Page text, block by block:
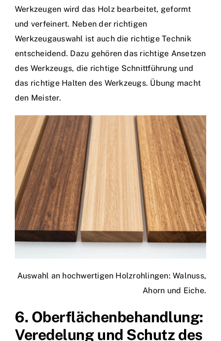
Werkzeugen wird das Holz bearbeitet, geformt
und verfeinert. Neben der richtigen
Werkzeugauswahl ist auch die richtige Technik
entscheidend. Dazu gehören das richtige Ansetzen
des Werkzeugs, die richtige Schnittführung und
das richtige Halten des Werkzeugs. Übung macht
den Meister.
Auswahl an hochwertigen Holzrohlingen: Walnuss,
Ahorn und Eiche.
6. Oberflächenbehandlung:
Veredelung und Schutz des